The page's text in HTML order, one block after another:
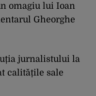
omagiu lui Ioan
Gheorghe
jurnalistului la
calitățile sale